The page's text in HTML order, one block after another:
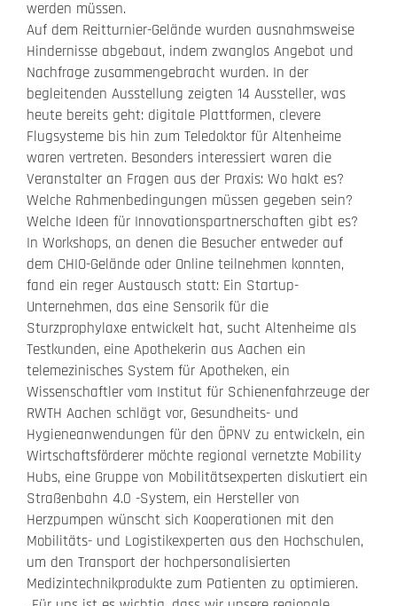
werden müssen.
Auf dem Reitturnier-Gelände wurden ausnahmsweise
Hindernisse abgebaut, indem zwanglos Angebot und
Nachfrage zusammengebracht wurden. In der
begleitenden Ausstellung zeigten 14 Aussteller, was
heute bereits geht: digitale Plattformen, clevere
Flugsysteme bis hin zum Teledoktor für Altenheime
waren vertreten. Besonders interessiert waren die
Veranstalter an Fragen aus der Praxis: Wo hakt es?
Welche Rahmenbedingungen müssen gegeben sein?
Welche Ideen für Innovationspartnerschaften gibt es?
In Workshops, an denen die Besucher entweder auf
dem CHIO-Gelände oder Online teilnehmen konnten,
fand ein reger Austausch statt: Ein Startup-
Unternehmen, das eine Sensorik für die
Sturzprophylaxe entwickelt hat, sucht Altenheime als
Testkunden, eine Apothekerin aus Aachen ein
telemezinisches System für Apotheken, ein
Wissenschaftler vom Institut für Schienenfahrzeuge der
RWTH Aachen schlägt vor, Gesundheits- und
Hygieneanwendungen für den ÖPNV zu entwickeln, ein
Wirtschaftsförderer möchte regional vernetzte Mobility
Hubs, eine Gruppe von Mobilitätsexperten diskutiert ein
Straßenbahn 4.0 -System, ein Hersteller von
Herzpumpen wünscht sich Kooperationen mit den
Mobilitäts- und Logistikexperten aus den Hochschulen,
um den Transport der hochpersonalisierten
Medizintechnikprodukte zum Patienten zu optimieren.